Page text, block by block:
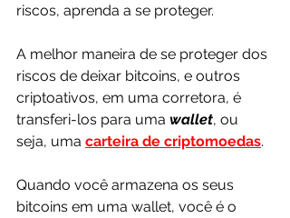
riscos, aprenda a se proteger.
A melhor maneira de se proteger dos
riscos de deixar bitcoins, e outros
criptoativos, em uma corretora, é
transferi-los para uma wallet, ou
seja, uma carteira de criptomoedas.
Quando você armazena os seus
bitcoins em uma wallet, você é o